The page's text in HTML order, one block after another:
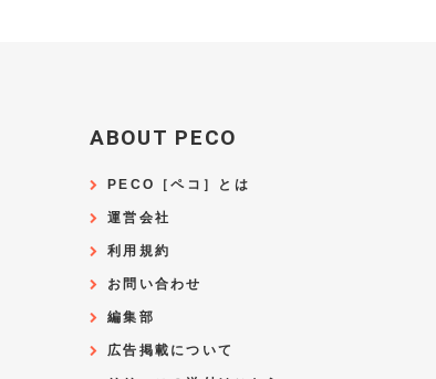
ABOUT PECO
PECO［ペコ］とは
運営会社
利用規約
お問い合わせ
編集部
広告掲載について